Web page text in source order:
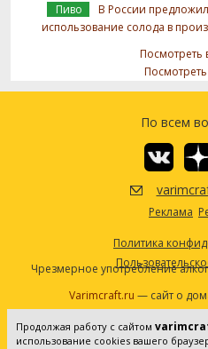
Пиво
В России
использование солода в
Посмотреть
Посмотреть
По всем
Реклама
Политика
Чрезмерное употребление
Varimcraft.ru — сайт о
Сетевое издание
Продолжая работу с сайтом
использование cookies вашего